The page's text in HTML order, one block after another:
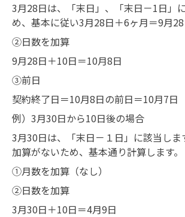
3月28日は、「末日」、「末日－1日」
め、基本に従い3月28日＋6ヶ月＝9月
②日数を加算
9月28日＋10日＝10月8日
③前日
契約終了日＝10月8日の前日＝10月7日
例）3月30日から10日後の場合
3月30日は、「末日－１日」に該当しま
加算がないため、基本通り計算します。
①月数を加算（なし）
②日数を加算
3月30日＋10日＝4月9日